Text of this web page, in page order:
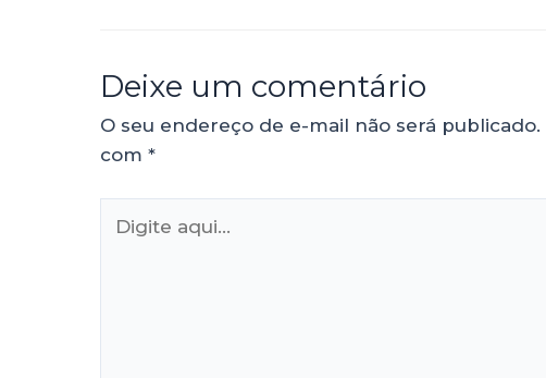
Deixe um comentário
O seu endereço de e-mail não será publicado.
com *